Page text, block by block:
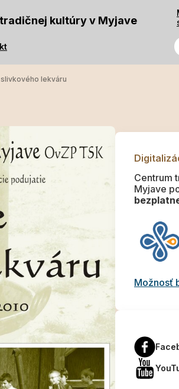
kultúry v Myjave
lekváru
Centrum
Myjave
Možnosť